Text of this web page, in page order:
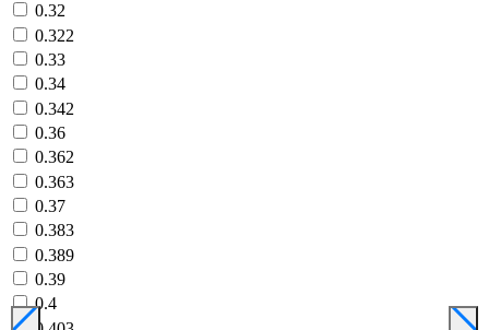
0.32
0.322
0.33
0.34
0.342
0.36
0.362
0.363
0.37
0.383
0.389
0.39
0.4